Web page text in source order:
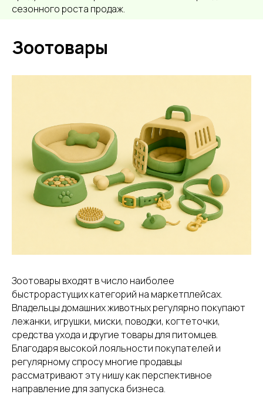
сезонного роста продаж.
Зоотовары
Зоотовары входят в число наиболее
быстрорастущих категорий на маркетплейсах.
Владельцы домашних животных регулярно покупают
лежанки, игрушки, миски, поводки, когтеточки,
средства ухода и другие товары для питомцев.
Благодаря высокой лояльности покупателей и
регулярному спросу многие продавцы
рассматривают эту нишу как перспективное
направление для запуска бизнеса.